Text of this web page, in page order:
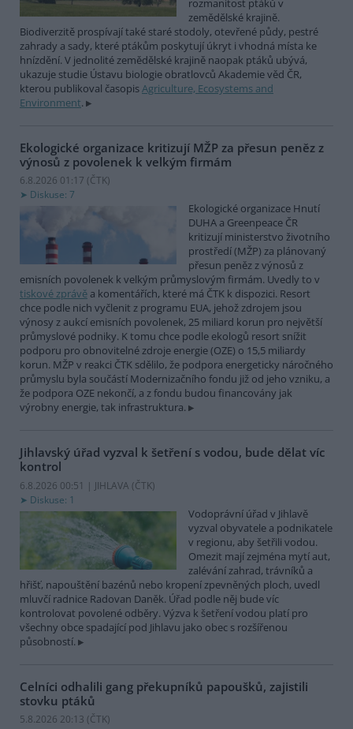
rozmanitost ptáků v
zemědělské krajině.
Biodiverzitě prospívají také staré stodoly, otevřené půdy, pestré
zahrady a sady, které ptákům poskytují úkryt i vhodná místa ke
hnízdění. V jednolité zemědělské krajině naopak ptáků ubývá,
ukazuje studie Ústavu biologie obratlovců Akademie věd ČR,
kterou publikoval časopisAgriculture, Ecosystems and
Environment.
Ekologické organizace kritizují MŽP za přesun peněz z
výnosů z povolenek k velkým firmám
6.8.2026 01:17 (ČTK)
Diskuse: 7
Ekologické organizace Hnutí
DUHA a Greenpeace ČR
kritizují ministerstvo životního
prostředí (MŽP) za plánovaný
přesun peněz z výnosů z
emisních povolenek k velkým průmyslovým firmám. Uvedly to v
tiskové zprávě a komentářích, které má ČTK k dispozici. Resort
chce podle nich vyčlenit z programu EUA, jehož zdrojem jsou
výnosy z aukcí emisních povolenek, 25 miliard korun pro největší
průmyslové podniky. K tomu chce podle ekologů resort snížit
podporu pro obnovitelné zdroje energie (OZE) o 15,5 miliardy
korun. MŽP v reakci ČTK sdělilo, že podpora energeticky náročného
průmyslu byla součástí Modernizačního fondu již od jeho vzniku, a
že podpora OZE nekončí, a z fondu budou financovány jak
výrobny energie, tak infrastruktura.
Jihlavský úřad vyzval k šetření s vodou, bude dělat víc
kontrol
6.8.2026 00:51 | JIHLAVA (ČTK)
Diskuse: 1
Vodoprávní úřad v Jihlavě
vyzval obyvatele a podnikatele
v regionu, aby šetřili vodou.
Omezit mají zejména mytí aut,
zalévání zahrad, trávníků a
hřišť, napouštění bazénů nebo kropení zpevněných ploch, uvedl
mluvčí radnice Radovan Daněk. Úřad podle něj bude víc
kontrolovat povolené odběry. Výzva k šetření vodou platí pro
všechny obce spadající pod Jihlavu jako obec s rozšířenou
působností.
Celníci odhalili gang překupníků papoušků, zajistili
stovku ptáků
5.8.2026 20:13 (ČTK)